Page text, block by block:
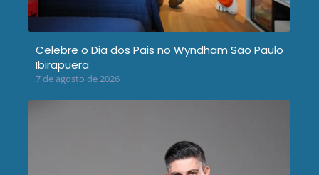
Celebre o Dia dos Pais no Wyndham São Paulo
Ibirapuera
7 de agosto de 2026